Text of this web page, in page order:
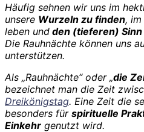
Häufig sehnen wir uns im
unsere Wurzeln zu finden,
leben und den (tieferen)
Die Rauhnächte können uns
unterstützen.
Als „Rauhnächte“ oder „die
bezeichnet man die Zeit
Dreikönigstag. Eine Zeit die
besonders für spirituelle
Einkehr genutzt wird.